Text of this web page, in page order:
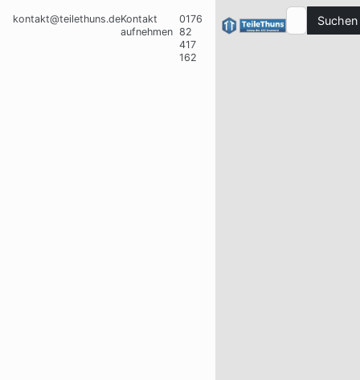
kontakt@teilethuns.deKontakt
aufnehmen
0176
82
417
162
Suchen